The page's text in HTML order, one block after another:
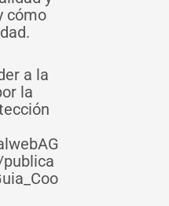
cómo
a la
la